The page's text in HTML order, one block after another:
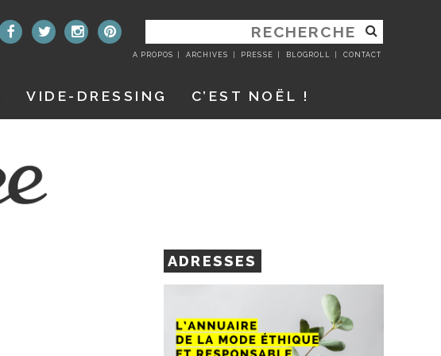
RECHERCHER
:
A PROPOS ARCHIVES PRESSE BLOGROLL CONTACT
VIDE-DRESSING C’EST NOËL !
ADRESSES